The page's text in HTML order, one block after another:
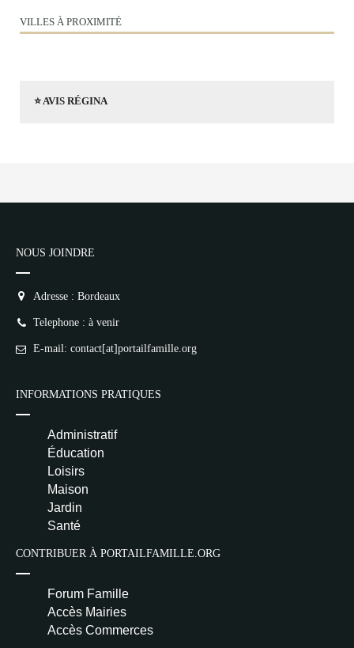
VILLES À PROXIMITÉ
⭐ AVIS RÉGINA
NOUS JOINDRE
Adresse : Bordeaux
Telephone : à venir
E-mail: contact[at]portailfamille.org
INFORMATIONS PRATIQUES
Administratif
Éducation
Loisirs
Maison
Jardin
Santé
CONTRIBUER À PORTAILFAMILLE.ORG
Forum Famille
Accès Mairies
Accès Commerces